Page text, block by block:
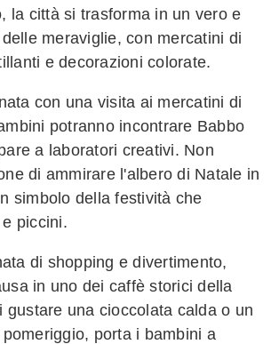
la città si trasforma in un vero e
meraviglie, con mercatini di
e decorazioni colorate.
con una visita ai mercatini di
potranno incontrare Babbo
a laboratori creativi. Non
di ammirare l'albero di Natale in
simbolo della festività che
piccini.
di shopping e divertimento,
in uno dei caffè storici della
gustare una cioccolata calda o un
porta i bambini a